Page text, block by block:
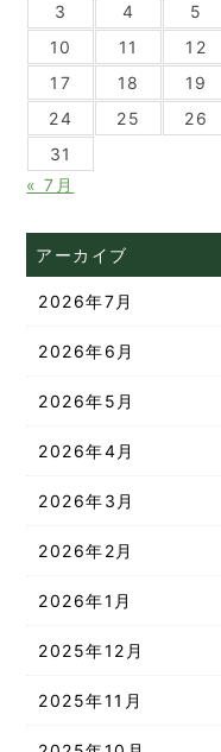
3
4 5
10
11 12
17
18 19
24
25 26
31
« 7月
アーカイブ
2026年7月
2026年6月
2026年5月
2026年4月
2026年3月
2026年2月
2026年1月
2025年12月
2025年11月